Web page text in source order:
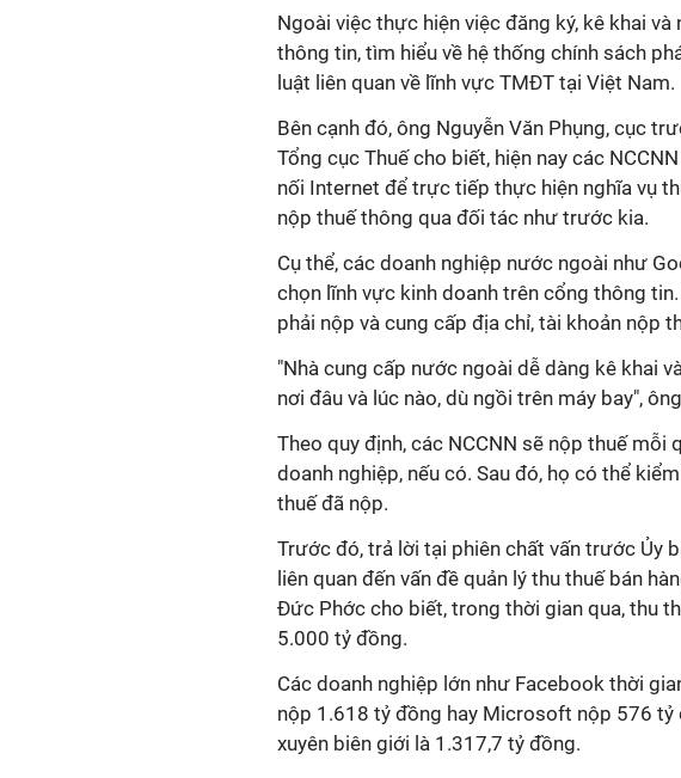
Ngoài việc thực hiện việc đăng ký, kê khai
thông tin, tìm hiểu về hệ thống chính sách
luật liên quan về lĩnh vực TMĐT tại Việt Nam.
Bên cạnh đó, ông Nguyễn Văn Phụng, cục
Tổng cục Thuế cho biết, hiện nay các
nối Internet để trực tiếp thực hiện nghĩa vụ
nộp thuế thông qua đối tác như trước kia.
Cụ thể, các doanh nghiệp nước ngoài như
chọn lĩnh vực kinh doanh trên cổng thông
phải nộp và cung cấp địa chỉ, tài khoản nộp
"Nhà cung cấp nước ngoài dễ dàng kê khai
nơi đâu và lúc nào, dù ngồi trên máy bay",
Theo quy định, các NCCNN sẽ nộp thuế mỗi
doanh nghiệp, nếu có. Sau đó, họ có thể
thuế đã nộp.
Trước đó, trả lời tại phiên chất vấn trước Ủy
liên quan đến vấn đề quản lý thu thuế bán
Đức Phớc cho biết, trong thời gian qua, thu
5.000 tỷ đồng.
Các doanh nghiệp lớn như Facebook thời
nộp 1.618 tỷ đồng hay Microsoft nộp 576
xuyên biên giới là 1.317,7 tỷ đồng.